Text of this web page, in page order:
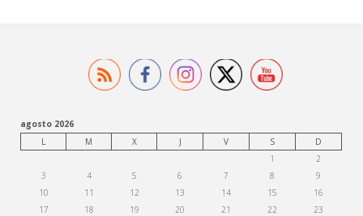
agosto 2026
L
M X J V S
D
1
2
3
4 5 6 7 8
9
10
11 12 13 14 15
16
17
18 19 20 21 22
23